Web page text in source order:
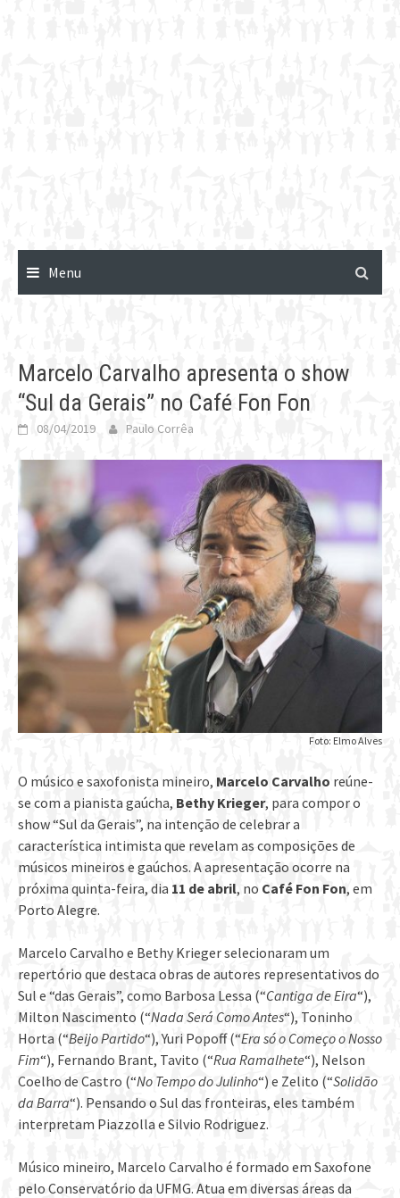
Menu
Marcelo Carvalho apresenta o show
“Sul da Gerais” no Café Fon Fon
08/04/2019 Paulo Corrêa
Foto: Elmo Alves
O músico e saxofonista mineiro, Marcelo Carvalho reúne-
se com a pianista gaúcha, Bethy Krieger, para compor o
show “Sul da Gerais”, na intenção de celebrar a
característica intimista que revelam as composições de
músicos mineiros e gaúchos. A apresentação ocorre na
próxima quinta-feira, dia 11 de abril, no Café Fon Fon, em
Porto Alegre.
Marcelo Carvalho e Bethy Krieger selecionaram um
repertório que destaca obras de autores representativos do
Sul e “das Gerais”, como Barbosa Lessa (“Cantiga de Eira“),
Milton Nascimento (“Nada Será Como Antes“), Toninho
Horta (“Beijo Partido“), Yuri Popoff (“Era só o Começo o Nosso
Fim“), Fernando Brant, Tavito (“Rua Ramalhete“), Nelson
Coelho de Castro (“No Tempo do Julinho“) e Zelito (“Solidão
da Barra“). Pensando o Sul das fronteiras, eles também
interpretam Piazzolla e Silvio Rodriguez.
Músico mineiro, Marcelo Carvalho é formado em Saxofone
pelo Conservatório da UFMG. Atua em diversas áreas da